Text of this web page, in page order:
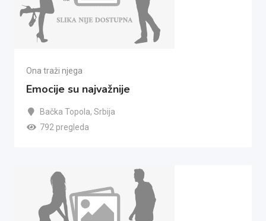
Ona traži njega
Emocije su najvažnije
Bačka Topola, Srbija
792 pregleda